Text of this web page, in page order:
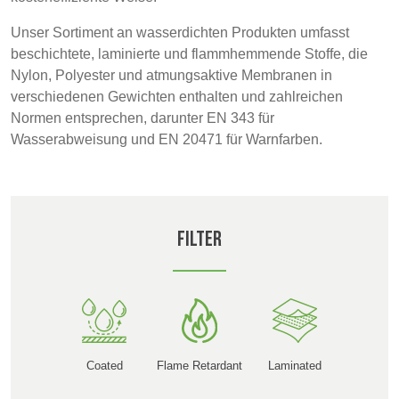
Sustainability
NAUMD 2026 (1)
FUTURE FORCES
(1)
FINNLAND
FRANCE, ITALY,
MOROCCO,
PORTUGAL, SPAIN
& TUNISIA
TRUTHAHN
BULGARIA,
GREECE,
HUNGARY,
ROMANIA &
Unser Sortiment an wasserdichten Produkten umfasst
beschichtete, laminierte und flammhemmende Stoffe, die
Nylon, Polyester und atmungsaktive Membranen in
verschiedenen Gewichten enthalten und zahlreichen
Normen entsprechen, darunter EN 343 für
Wasserabweisung und EN 20471 für Warnfarben.
Filter
Coated Flame Retardant Laminated